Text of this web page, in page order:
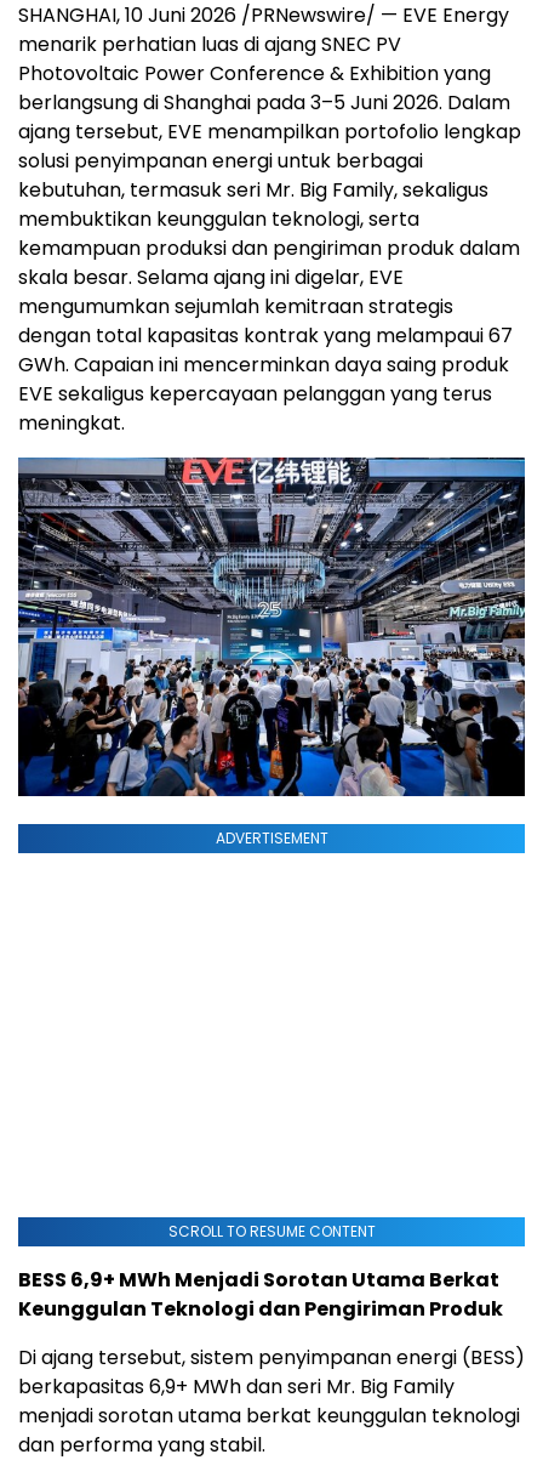
SHANGHAI,10 Juni 2026 /PRNewswire/ — EVE Energy
menarik perhatian luas di ajang SNEC PV
Photovoltaic Power Conference & Exhibition yang
berlangsung di Shanghai pada 3–5 Juni 2026. Dalam
ajang tersebut, EVE menampilkan portofolio lengkap
solusi penyimpanan energi untuk berbagai
kebutuhan, termasuk seri Mr. Big Family, sekaligus
membuktikan keunggulan teknologi, serta
kemampuan produksi dan pengiriman produk dalam
skala besar. Selama ajang ini digelar, EVE
mengumumkan sejumlah kemitraan strategis
dengan total kapasitas kontrak yang melampaui 67
GWh. Capaian ini mencerminkan daya saing produk
EVE sekaligus kepercayaan pelanggan yang terus
meningkat.
ADVERTISEMENT
SCROLL TO RESUME CONTENT
BESS 6,9+ MWh Menjadi Sorotan Utama Berkat
Keunggulan Teknologi dan Pengiriman Produk
Di ajang tersebut, sistem penyimpanan energi (BESS)
berkapasitas 6,9+ MWh dan seri Mr. Big Family
menjadi sorotan utama berkat keunggulan teknologi
dan performa yang stabil.